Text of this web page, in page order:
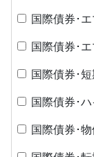
国際債券･
国際債券･
国際債券･
国際債券･
国際債券･